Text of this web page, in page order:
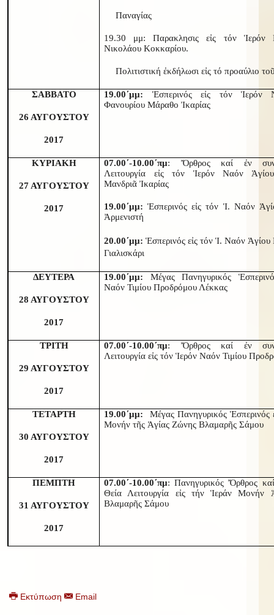
Παναγίας
19.30 μμ: Παρακλησις εἰς τόν Ἱερόν
Νικολάου Κοκκαρίου.
Πολιτιστική ἐκδήλωσι εἰς τό προαύλιο
ΣΑΒΒΑΤΟ
26 ΑΥΓΟΥΣΤΟΥ
2017
19.00΄μμ: Ἑσπερινός εἰς τόν Ἱερόν
Φανουρίου Μάραθο Ἰκαρίας
ΚΥΡΙΑΚΗ
27 ΑΥΓΟΥΣΤΟΥ
2017
07.00΄-10.00΄πμ: Ὄρθρος καί ἐν
Λειτουργία εἰς τόν Ἱερόν Ναόν
Μανδριᾶ Ἰκαρίας
19.00΄μμ:Ἑσπερινός εἰς τόν Ἱ. Ναόν
Ἀρμενιστή
20.00΄μμ:Ἑσπερινός εἰς τόν Ἱ. Ναόν
Γιαλισκάρι
ΔΕΥΤΕΡΑ
28 ΑΥΓΟΥΣΤΟΥ
2017
19.00΄μμ: Μέγας Πανηγυρικός
Ναόν Τιμίου Προδρόμου Λέκκας
ΤΡΙΤΗ
29 ΑΥΓΟΥΣΤΟΥ
2017
07.00΄-10.00΄πμ: Ὄρθρος καί ἐν
Λειτουργία εἰς τόν Ἱερόν Ναόν Τιμίου
ΤΕΤΑΡΤΗ
30 ΑΥΓΟΥΣΤΟΥ
2017
19.00΄μμ: Μέγας Πανηγυρικός Ἑσπερινός
Μονήν τῆς Ἁγίας Ζώνης Βλαμαρῆς Σάμου
ΠΕΜΠΤΗ
31 ΑΥΓΟΥΣΤΟΥ
2017
07.00΄-10.00΄πμ: Πανηγυρικός Ὄρθρος
Θεία Λειτουργία εἰς τήν Ἱεράν Μονήν
Βλαμαρῆς Σάμου
Εκτύπωση Email